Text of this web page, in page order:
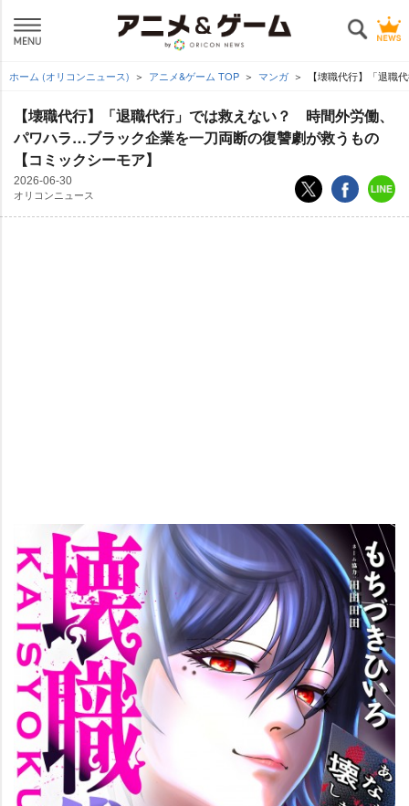
ホーム (オリコンニュース) アニメ&ゲーム TOP マンガ 【壊職代行】「退職
【壊職代行】「退職代行」では救えない？ 時間外労働、
パワハラ…ブラック企業を一刀両断の復讐劇が救うもの
【コミックシーモア】
2026-06-30
オリコンニュース